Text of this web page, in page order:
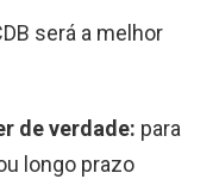
será a melhor
de verdade: para
longo prazo